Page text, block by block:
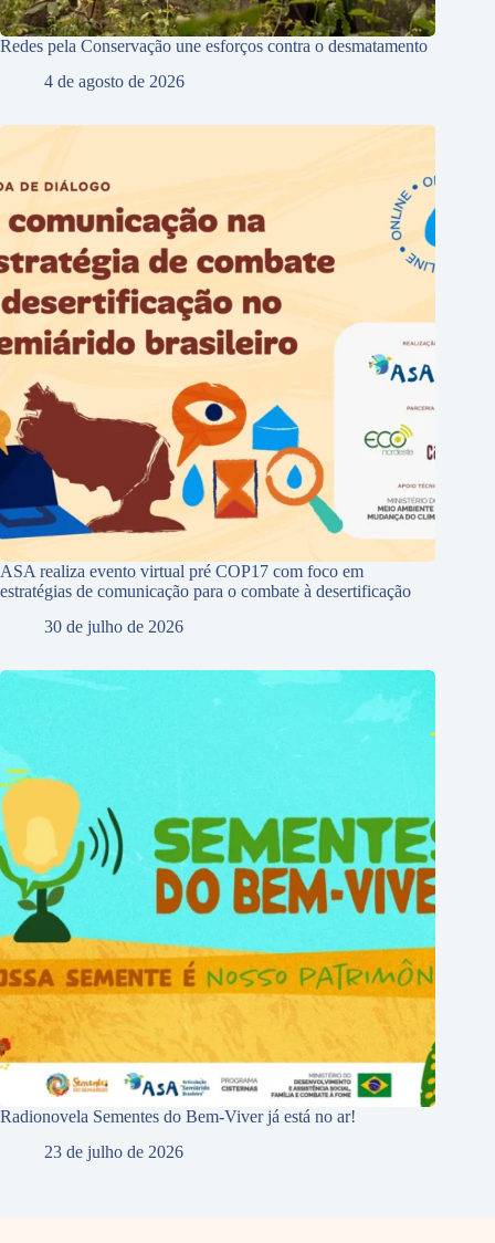
Redes pela Conservação une esforços contra o desmatamento
4 de agosto de 2026
ASA realiza evento virtual pré COP17 com foco em
estratégias de comunicação para o combate à desertificação
30 de julho de 2026
Radionovela Sementes do Bem-Viver já está no ar!
23 de julho de 2026